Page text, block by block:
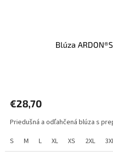
Blúza
€28,70
Priedušná a odľahčená blúza s
S
M L XL XS 2XL